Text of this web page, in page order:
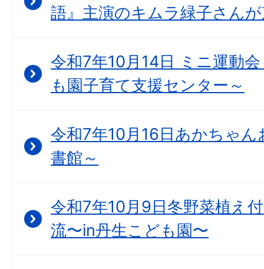
語』主演のキムラ緑子さん
令和7年10月14日 ミニ運動
も園子育て支援センター～
令和7年10月16日あかちゃ
書館～
令和7年10月9日冬野菜植え
流〜in丹生こども園〜